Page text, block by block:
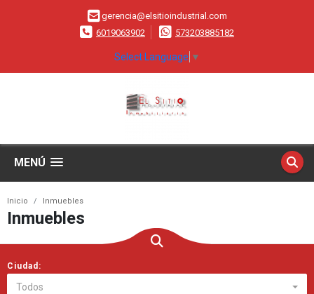
gerencia@elsitioindustrial.com
6019063902
573203885182
Select Language ▼
MENÚ
Inicio Inmuebles
Inmuebles
Ciudad:
Todos